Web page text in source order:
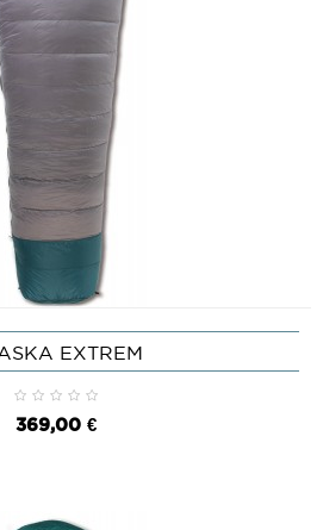
EXTREM
369,00 €